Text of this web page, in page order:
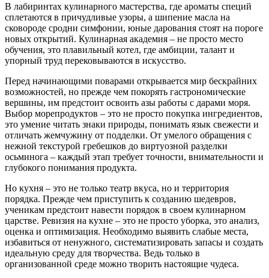
В лабиринтах кулинарного мастерства, где ароматы специй
сплетаются в причудливые узоры, а шипение масла на
сковороде сродни симфонии, юные дарования стоят на пороге
новых открытий. Кулинарная академия – не просто место
обучения, это плавильный котел, где амбиции, талант и
упорный труд перековываются в искусство.
Перед начинающими поварами открывается мир бескрайних
возможностей, но прежде чем покорять гастрономические
вершины, им предстоит освоить азы работы с дарами моря.
Выбор морепродуктов – это не просто покупка ингредиентов,
это умение читать знаки природы, понимать язык свежести и
отличать жемчужину от подделки. От умелого обращения с
нежной текстурой гребешков до виртуозной разделки
осьминога – каждый этап требует точности, внимательности и
глубокого понимания продукта.
Но кухня – это не только театр вкуса, но и территория
порядка. Прежде чем приступить к созданию шедевров,
ученикам предстоит навести порядок в своем кулинарном
царстве. Ревизия на кухне – это не просто уборка, это анализ,
оценка и оптимизация. Необходимо выявить слабые места,
избавиться от ненужного, систематизировать запасы и создать
идеальную среду для творчества. Ведь только в
организованной среде можно творить настоящие чудеса.